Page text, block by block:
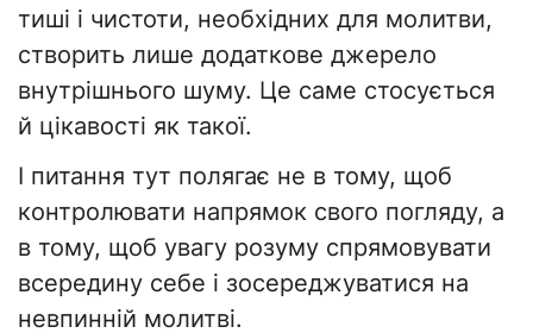
тиші і чистоти, необхідних для молитви,
створить лише додаткове джерело
внутрішнього шуму. Це саме стосується
й цікавості як такої.
І питання тут полягає не в тому, щоб
контролювати напрямок свого погляду, а
в тому, щоб увагу розуму спрямовувати
всередину себе і зосереджуватися на
невпинній молитві.